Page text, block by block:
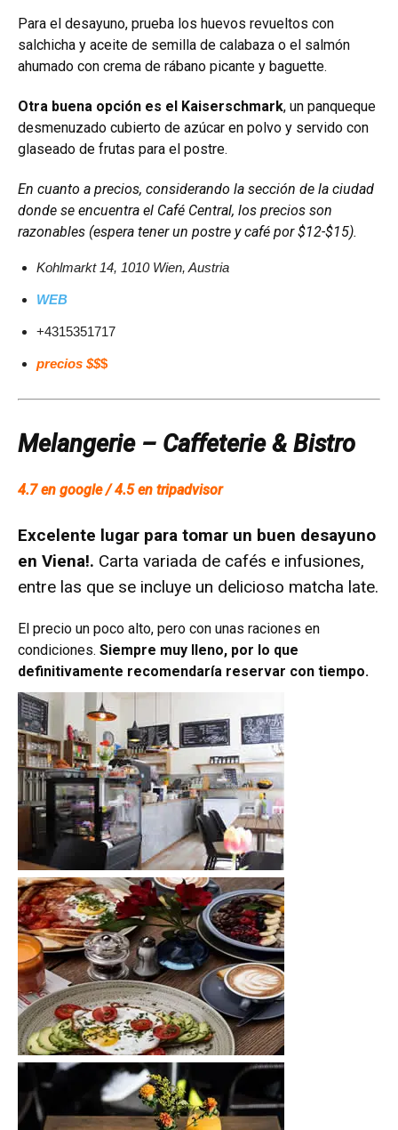
Para el desayuno, prueba los huevos revueltos con
salchicha y aceite de semilla de calabaza o el salmón
ahumado con crema de rábano picante y baguette.
Otra buena opción es el Kaiserschmark, un panqueque
desmenuzado cubierto de azúcar en polvo y servido con
glaseado de frutas para el postre.
En cuanto a precios, considerando la sección de la ciudad
donde se encuentra el Café Central, los precios son
razonables (espera tener un postre y café por $12-$15).
Kohlmarkt 14, 1010 Wien, Austria
WEB
+4315351717
precios $$$
Melangerie – Caffeterie & Bistro
4.7 en google / 4.5 en tripadvisor
Excelente lugar para tomar un buen desayuno
en Viena!. Carta variada de cafés e infusiones,
entre las que se incluye un delicioso matcha late.
El precio un poco alto, pero con unas raciones en
condiciones. Siempre muy lleno, por lo que
definitivamente recomendaría reservar con tiempo.